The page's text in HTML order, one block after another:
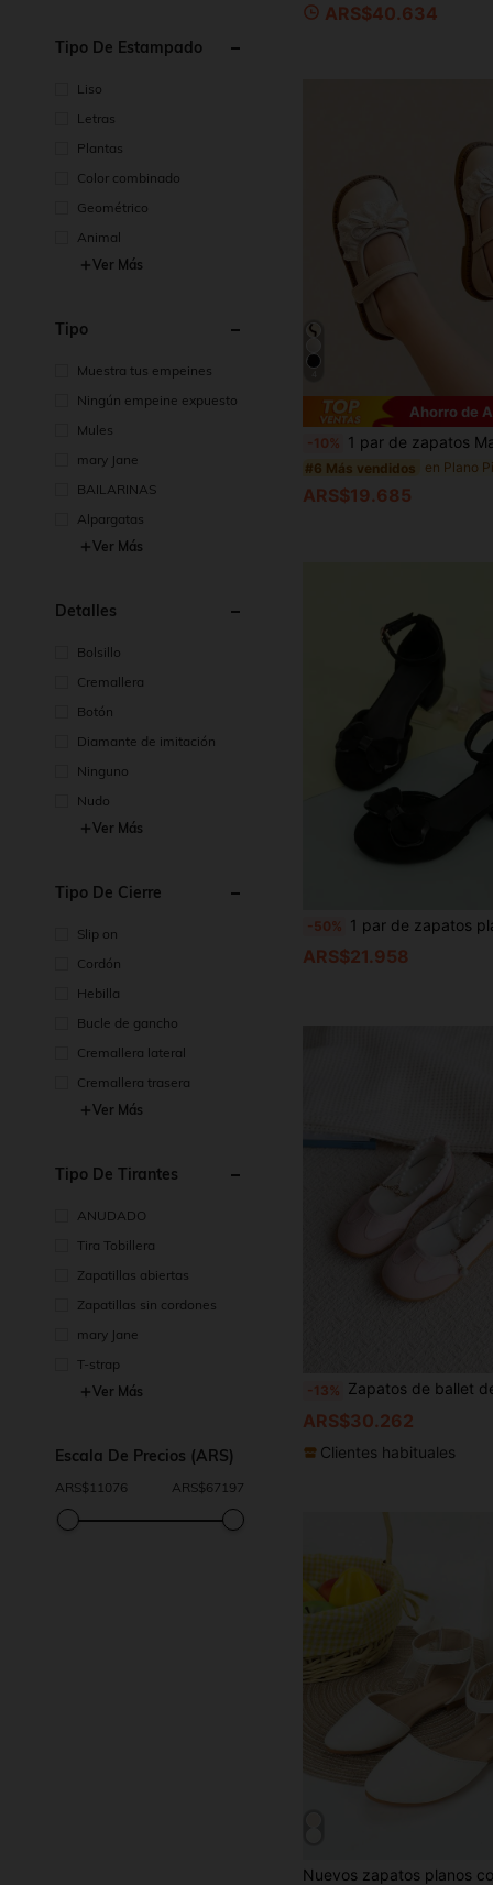
Tipo De Estampado
Liso
Letras
Plantas
Color combinado
Geométrico
Animal
Ver Más
Tipo
Muestra tus empeines
Ningún empeine expuesto
Mules
mary Jane
BAILARINAS
Alpargatas
Ver Más
Detalles
Bolsillo
Cremallera
Botón
Diamante de imitación
Ninguno
Nudo
Ver Más
Tipo De Cierre
Slip on
Cordón
Hebilla
Bucle de gancho
Cremallera lateral
Cremallera trasera
Ver Más
Tipo De Tirantes
ANUDADO
Tira Tobillera
Zapatillas abiertas
Zapatillas sin cordones
mary Jane
T-strap
Ver Más
Escala De Precios (ARS)
ARS$ 11076 ARS$67197
ARS$40.634
Ahorro de
-10% 1 par de zapatos Mary Jane de cuero beige para niñas, zapatos planos infantiles con lazo de encaje en contraste, estilo dulce de princesa, cierre de gancho y bucle, punta redonda, punta cerrada, suela blanda antideslizante, ligeros y versátiles, zapatos escolares para niños, adecuados para niñas de 3-12
#6 Más vendidos
ARS$19.685
-50% 1 par de zapatos planos con decoración de lazo
ARS$21.958
-13% Zapatos de ballet de satén liso con patchwork y cadena desmontable para niñas pequeñas, lindos zapatos
ARS$30.262
Clientes habituales